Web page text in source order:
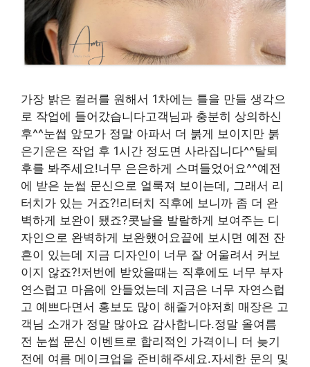
가장 밝은 컬러를 원해서 1차에는 틀을 만들 생각으
로 작업에 들어갔습니다고객님과 충분히 상의하신
후^^눈썹 앞모가 정말 아파서 더 붉게 보이지만 붉
은기운은 작업 후 1시간 정도면 사라집니다^^탈퇴
후를 봐주세요!너무 은은하게 스며들었어요^^예전
에 받은 눈썹 문신으로 얼룩져 보이는데, 그래서 리
터치가 있는 거죠?!리터치 직후에 보니까 좀 더 완
벽하게 보완이 됐죠?콧날을 발랄하게 보여주는 디
자인으로 완벽하게 보완했어요끝에 보시면 예전 잔
흔이 있는데 지금 디자인이 너무 잘 어울려서 커보
이지 않죠?!저번에 받았을때는 직후에도 너무 부자
연스럽고 마음에 안들었는데 지금은 너무 자연스럽
고 예쁘다면서 홍보도 많이 해줄거야저희 매장은 고
객님 소개가 정말 많아요 감사합니다.정말 올여름
전 눈썹 문신 이벤트로 합리적인 가격이니 더 늦기
전에 여름 메이크업을 준비해주세요.자세한 문의 및